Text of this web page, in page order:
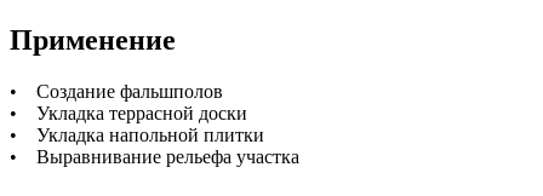
Применение
• Создание фальшполов
• Укладка террасной доски
• Укладка напольной плитки
• Выравнивание рельефа участка